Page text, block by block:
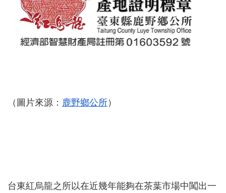
（圖片來源： 鹿野鄉公所）
台東紅烏龍之所以在近幾年能夠在茶葉市場中闖出一